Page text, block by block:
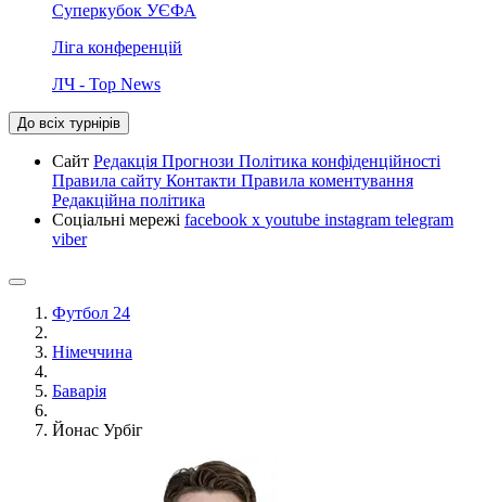
Суперкубок УЄФА
Ліга конференцій
ЛЧ - Top News
До всіх турнірів
Сайт Редакція Прогнози Політика конфіденційності
Правила сайту Контакти Правила коментування
Редакційна політика
Соціальні мережі facebook x youtube instagram telegram
viber
Футбол 24
Німеччина
Баварія
Йонас Урбіг